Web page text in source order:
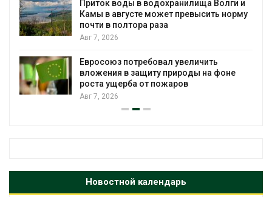
Приток воды в водохранилища Волги и
Камы в августе может превысить норму
почти в полтора раза
Авг 7, 2026
Евросоюз потребовал увеличить
вложения в защиту природы на фоне
роста ущерба от пожаров
Авг 7, 2026
Новостной календарь